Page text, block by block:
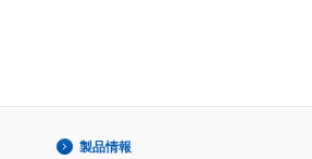
製品情報